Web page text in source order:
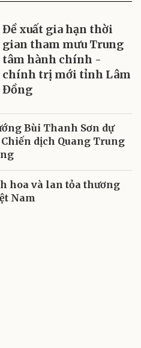
Đề xuất gia hạn thời
gian tham mưu Trung
tâm hành chính -
chính trị mới tỉnh Lâm
Đồng
Bùi Thanh Sơn dự
dịch Quang Trung
hoa và lan tỏa thương
Nam